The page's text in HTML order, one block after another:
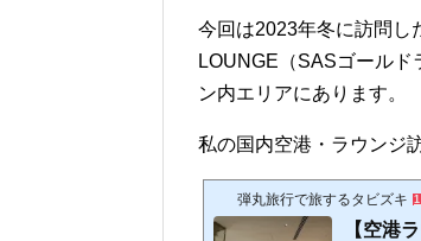
今回は2023年冬に訪問
LOUNGE（SASゴール
ン内エリアにあります。
私の国内空港・ラウンジ
弾丸旅行で旅するタビズキ
【空港